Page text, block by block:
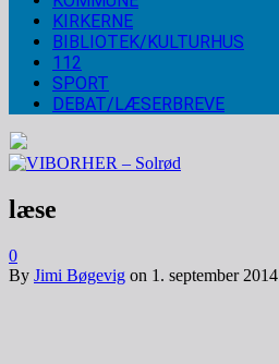
KIRKERNE
BIBLIOTEK/KULTURHUS
112
SPORT
DEBAT/LÆSERBREVE
læse
0
By Jimi Bøgevig on 1. september 2014